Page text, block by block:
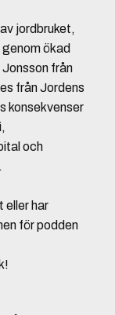
jordbruket,
ökad
från
från Jordens
konsekvenser
och
eller har
för podden